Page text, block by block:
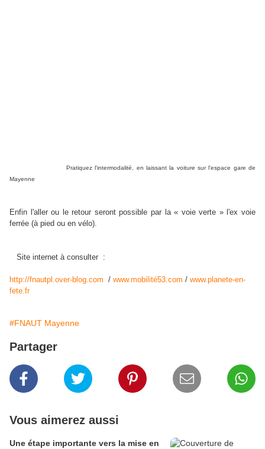
Pratiquez l'intermodalité, en laissant la voiture sur l'espace gare de
Mayenne
Enfin l'aller ou le retour seront possible par la « voie verte » l'ex voie
ferrée (à pied ou en vélo).
Site internet à consulter :
http://fnautpl.over-blog.com / www.mobilité53.com / www.planete-en-
fete.fr
#FNAUT Mayenne
Partager
Vous aimerez aussi
Une étape importante vers la mise en